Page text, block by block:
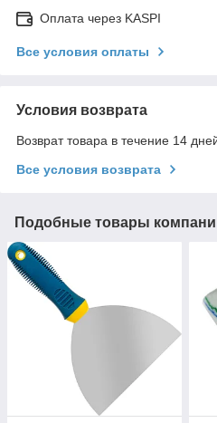
Оплата через KASPI
Все условия оплаты
Условия возврата
Возврат товара в течение 14
Все условия возврата
Подобные товары